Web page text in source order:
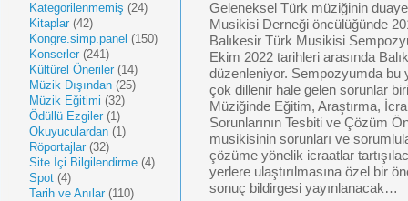
Kategorilenmemiş (24)
Kitaplar (42)
Kongre.simp.panel (150)
Konserler (241)
Kültürel Öneriler (14)
Müzik Dışından (25)
Müzik Eğitimi (32)
Ödüllü Ezgiler (1)
Okuyuculardan (1)
Röportajlar (32)
Site İçi Bilgilendirme (4)
Spot (4)
Tarih ve Anılar (110)
Geleneksel Türk müziğinin
Musikisi Derneği öncülüğünde
Balıkesir Türk Musikisi
Ekim 2022 tarihleri arasında
düzenleniyor. Sempozyumda bu
çok dillenir hale gelen sorunlar
Müziğinde Eğitim, Araştırma,
Sorunlarının Tesbiti ve Çözüm
musikisinin sorunları ve
çözüme yönelik icraatlar
yerlere ulaştırılmasına özel bir
sonuç bildirgesi yayınlanacak…